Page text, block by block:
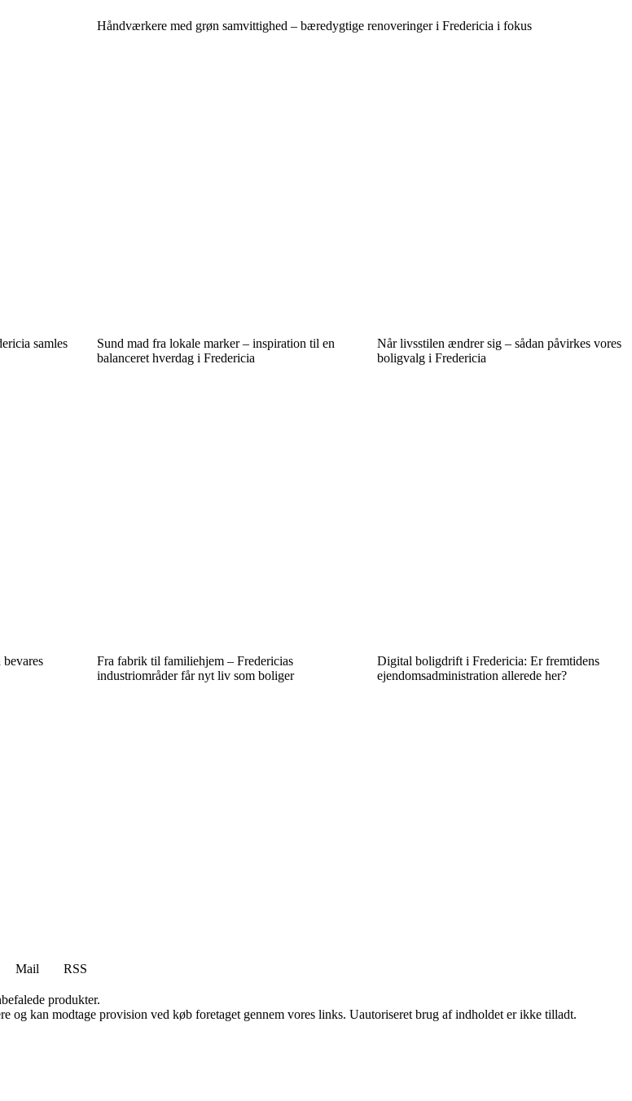
Håndværkere med grøn samvittighed – bæredygtige renoveringer i Fredericia i fokus
samles
Sund mad fra lokale marker – inspiration til en
balanceret hverdag i Fredericia
Når livsstilen ændrer sig – sådan påvirkes vores
boligvalg i Fredericia
Fra fabrik til familiehjem – Fredericias
industriområder får nyt liv som boliger
Digital boligdrift i Fredericia: Er fremtidens
ejendomsadministration allerede her?
Mail
RSS
produkter.
og kan modtage provision ved køb foretaget gennem vores links. Uautoriseret brug af indholdet er ikke tilladt.